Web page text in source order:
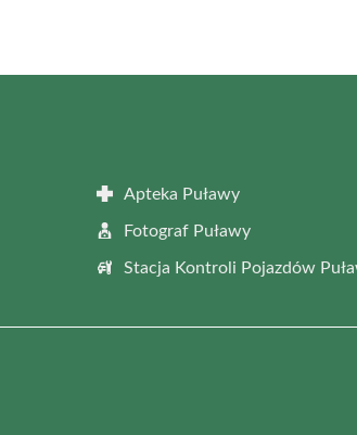
Apteka Puławy
Fotograf Puławy
Stacja Kontroli Pojazdów